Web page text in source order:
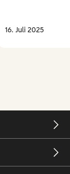
16. Juli 2025